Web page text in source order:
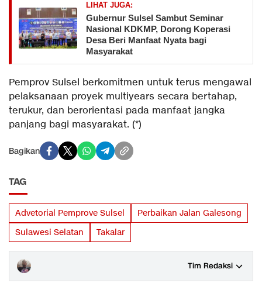
LIHAT JUGA:
Gubernur Sulsel Sambut Seminar
Nasional KDKMP, Dorong Koperasi
Desa Beri Manfaat Nyata bagi
Masyarakat
Pemprov Sulsel berkomitmen untuk terus mengawal
pelaksanaan proyek multiyears secara bertahap,
terukur, dan berorientasi pada manfaat jangka
panjang bagi masyarakat. (*)
Bagikan
TAG
Advetorial Pemprove Sulsel
Perbaikan Jalan Galesong
Sulawesi Selatan
Takalar
Tim Redaksi